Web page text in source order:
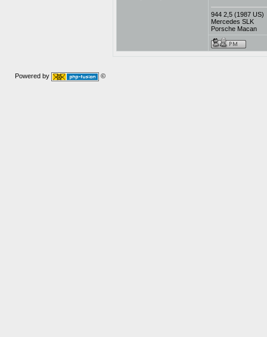
944 2,5 (1987 US)
Mercedes SLK
Porsche Macan
Powered by ©